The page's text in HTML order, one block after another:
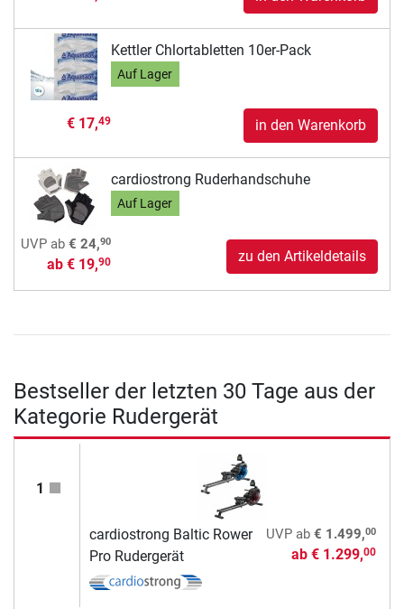
Kettler Chlortabletten 10er-Pack
Auf Lager
€ 17,49 in den Warenkorb
cardiostrong Ruderhandschuhe
Auf Lager
UVPab € 24,90
ab € 19,90 zu den Artikeldetails
Bestseller der letzten 30 Tage aus der
Kategorie Rudergerät
1
cardiostrong Baltic Rower
Pro Rudergerät
UVPab € 1.499,00
ab € 1.299,00